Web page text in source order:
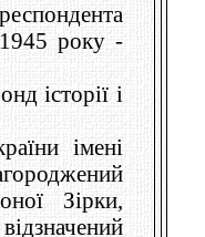
року -
історії і
імені
Зірки,